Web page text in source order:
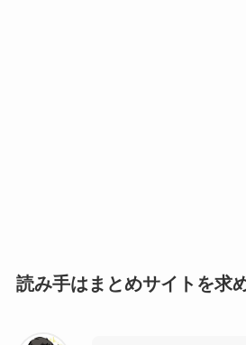
読み手はまとめサイトを求